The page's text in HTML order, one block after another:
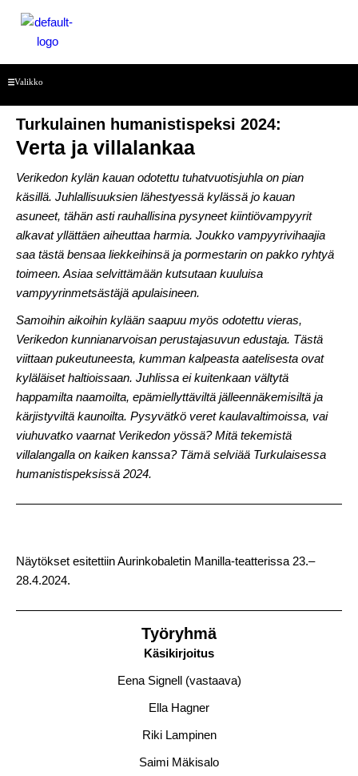
sisältöön
Valikko
Turkulainen humanistispeksi 2024:
Verta ja villalankaa
Verikedon kylän kauan odotettu tuhatvuotisjuhla on pian
käsillä. Juhlallisuuksien lähestyessä kylässä jo kauan
asuneet, tähän asti rauhallisina pysyneet kiintiövampyyrit
alkavat yllättäen aiheuttaa harmia. Joukko vampyyrivihaajia
saa tästä bensaa liekkeihinsä ja pormestarin on pakko ryhtyä
toimeen. Asiaa selvittämään kutsutaan kuuluisa
vampyyrinmetsästäjä apulaisineen.
Samoihin aikoihin kylään saapuu myös odotettu vieras,
Verikedon kunnianarvoisan perustajasuvun edustaja. Tästä
viittaan pukeutuneesta, kumman kalpeasta aatelisesta ovat
kyläläiset haltioissaan. Juhlissa ei kuitenkaan vältytä
happamilta naamoilta, epämiellyttäviltä jälleennäkemisiltä ja
kärjistyviltä kaunoilta. Pysyvätkö veret kaulavaltimoissa, vai
viuhuvatko vaarnat Verikedon yössä? Mitä tekemistä
villalangalla on kaiken kanssa? Tämä selviää Turkulaisessa
humanistispeksissä 2024.
Näytökset esitettiin Aurinkobaletin Manilla-teatterissa 23.–
28.4.2024.
Työryhmä
Käsikirjoitus
Eena Signell (vastaava)
Ella Hagner
Riki Lampinen
Saimi Mäkisalo